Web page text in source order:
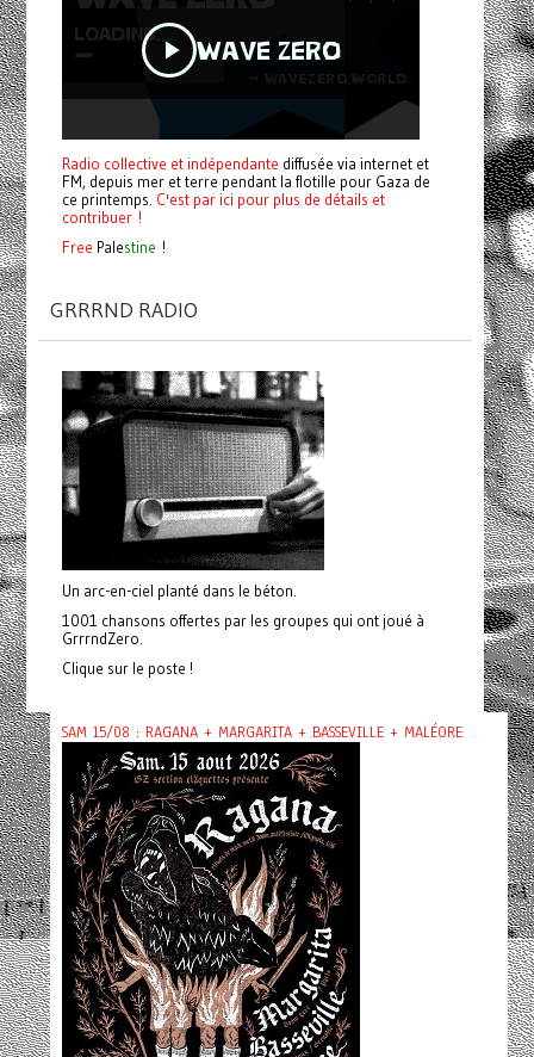
Radio collective et indépendante diffusée via internet et
FM, depuis mer et terre pendant la flotille pour Gaza de
ce printemps. C'est par ici pour plus de détails et
contribuer !
Free Palestine !
GRRRND RADIO
Un arc-en-ciel planté dans le béton.
1001 chansons offertes par les groupes qui ont joué à
GrrrndZero.
Clique sur le poste !
SAM 15/08 : RAGANA + MARGARITA + BASSEVILLE + MALÉORE